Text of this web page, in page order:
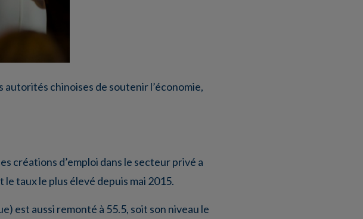
chinoises de soutenir l’économie,
créations d’emploi dans le secteur privé a
taux le plus élevé depuis mai 2015.
est aussi remonté à 55.5, soit son niveau le